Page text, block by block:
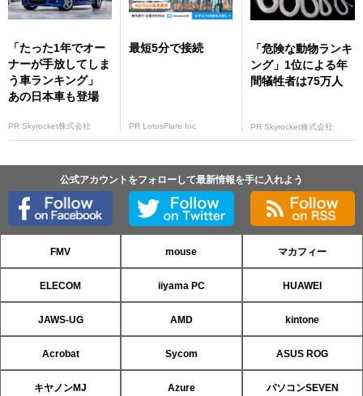
「たった1年でオー
ナーが手放してしま
う車ランキング」
あの日本車も登場
PR Skyrocket株式会社
最短5分で接続
PR LotusFlare Inc
「危険な動物ランキ
ング」1位による年
間犠牲者は75万人
PR Skyrocket株式会社
公式アカウントをフォローして最新情報を手に入れよう
FMV mouse マカフィー
ELECOM iiyama PC HUAWEI
JAWS-UG AMD kintone
Acrobat Sycom ASUS ROG
キヤノンMJ Azure パソコンSEVEN